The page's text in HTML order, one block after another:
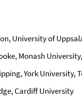
University of
Monash
York University,
Cardiff University